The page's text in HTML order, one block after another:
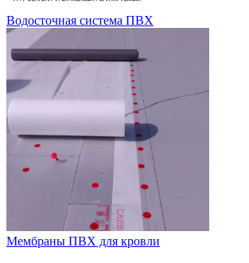
Водосточная система ПВХ
Мембраны ПВХ для кровли